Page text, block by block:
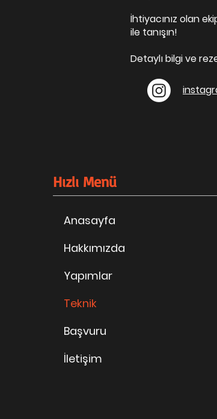
İhtiyacınız olan
ile tanışın!
Detaylı bilgi ve
Hızlı Menü
Anasayfa
Hakkımızda
Yapımlar
Teknik
Başvuru
İletişim